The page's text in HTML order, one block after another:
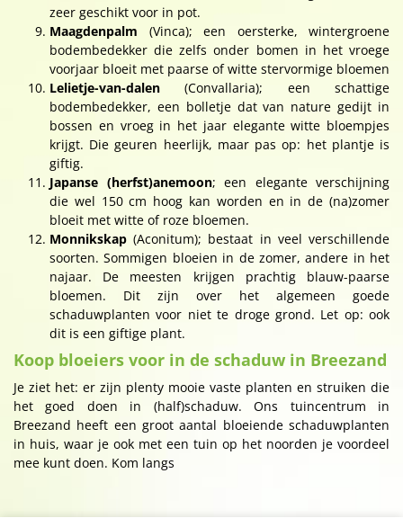
zeer geschikt voor in pot.
Maagdenpalm (Vinca); een oersterke, wintergroene
bodembedekker die zelfs onder bomen in het vroege
voorjaar bloeit met paarse of witte stervormige bloemen
Lelietje-van-dalen (Convallaria); een schattige
bodembedekker, een bolletje dat van nature gedijt in
bossen en vroeg in het jaar elegante witte bloempjes
krijgt. Die geuren heerlijk, maar pas op: het plantje is
giftig.
Japanse (herfst)anemoon; een elegante verschijning
die wel 150 cm hoog kan worden en in de (na)zomer
bloeit met witte of roze bloemen.
Monnikskap (Aconitum); bestaat in veel verschillende
soorten. Sommigen bloeien in de zomer, andere in het
najaar. De meesten krijgen prachtig blauw-paarse
bloemen. Dit zijn over het algemeen goede
schaduwplanten voor niet te droge grond. Let op: ook
dit is een giftige plant.
Koop bloeiers voor in de schaduw in Breezand
Je ziet het: er zijn plenty mooie vaste planten en struiken die
het goed doen in (half)schaduw. Ons tuincentrum in
Breezand heeft een groot aantal bloeiende schaduwplanten
in huis, waar je ook met een tuin op het noorden je voordeel
mee kunt doen. Kom langs